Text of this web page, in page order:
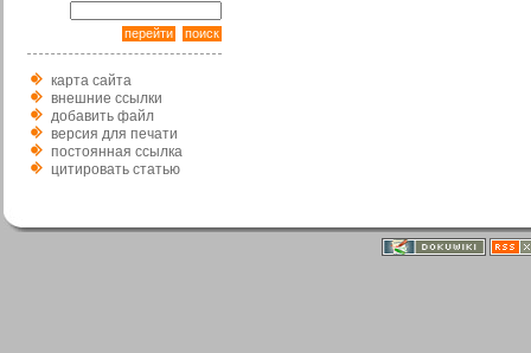
карта сайта
внешние ссылки
добавить файл
версия для печати
постоянная ссылка
цитировать статью